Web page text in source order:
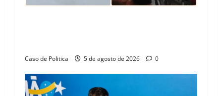
Caso de Politica 5 de agosto de 2026 0